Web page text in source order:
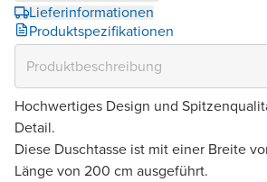
Lieferinformationen
Produktspezifikationen
Hochwertiges Design und
Detail.
Diese Duschtasse ist mit einer Breite
Länge von 200 cm ausgeführt.